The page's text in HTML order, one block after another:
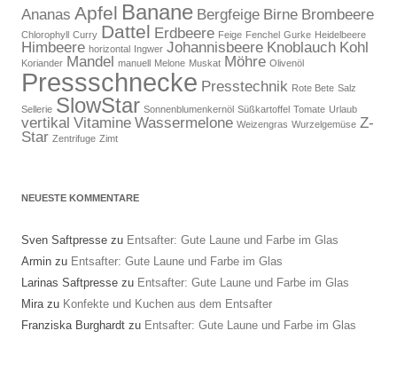
Ananas Apfel Banane Bergfeige Birne Brombeere
Chlorophyll Curry Dattel Erdbeere Feige Fenchel Gurke Heidelbeere
Himbeere horizontal Ingwer Johannisbeere Knoblauch Kohl
Koriander Mandel manuell Melone Muskat Möhre Olivenöl
Pressschnecke Presstechnik Rote Bete Salz
Sellerie SlowStar Sonnenblumenkernöl Süßkartoffel Tomate Urlaub
vertikal Vitamine Wassermelone Weizengras Wurzelgemüse Z-
Star Zentrifuge Zimt
NEUESTE KOMMENTARE
Sven Saftpresse zu Entsafter: Gute Laune und Farbe im Glas
Armin zu Entsafter: Gute Laune und Farbe im Glas
Larinas Saftpresse zu Entsafter: Gute Laune und Farbe im Glas
Mirazu Konfekte und Kuchen aus dem Entsafter
Franziska Burghardt zu Entsafter: Gute Laune und Farbe im Glas